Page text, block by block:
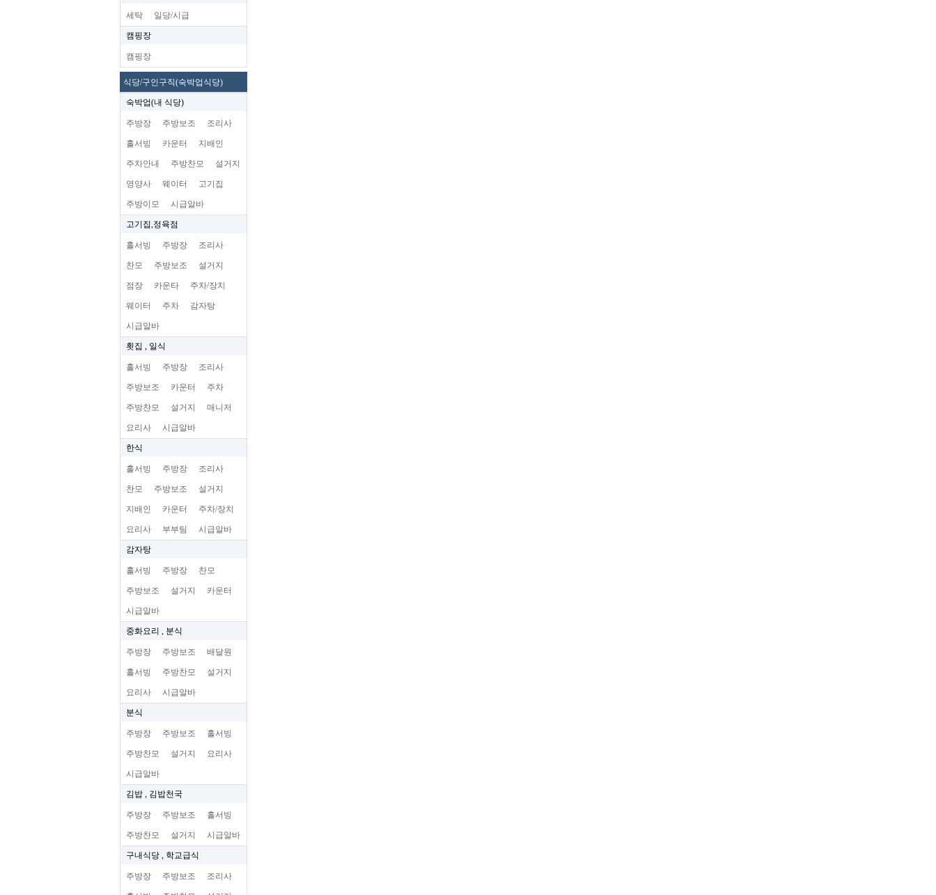
세탁 일당/시급
캠핑장
캠핑장
식당/구인구직(숙박업식당)
숙박업(내 식당)
주방장 주방보조 조리사
홀서빙 카운터 지배인
주차안내 주방찬모 설거지
영양사 웨이터 고기집
주방이모 시급알바
고기집,정육점
홀서빙 주방장 조리사
찬모 주방보조 설거지
점장 카운타 주차/장치
웨이터 주차 감자탕
시급알바
횟집 , 일식
홀서빙 주방장 조리사
주방보조 카운터 주차
주방찬모 설거지 매니저
요리사 시급알바
한식
홀서빙 주방장 조리사
찬모 주방보조 설거지
지배인 카운터 주차/장치
요리사 부부팀 시급알바
감자탕
홀서빙 주방장 찬모
주방보조 설거지 카운터
시급알바
중화요리 , 분식
주방장 주방보조 배달원
홀서빙 주방찬모 설거지
요리사 시급알바
분식
주방장 주방보조 홀서빙
주방찬모 설거지 요리사
시급알바
김밥 , 김밥천국
주방장 주방보조 홀서빙
주방찬모 설거지 시급알바
구내식당 , 학교급식
주방장 주방보조 조리사